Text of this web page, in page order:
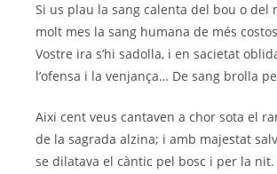
Si us plau la sang calenta del bou o del
molt mes la sang humana de més
Vostre ira s’hi sadolla, i en sacietat
l’ofensa i la venjança… De sang brolla
Aixi cent veus cantaven a chor sota el
de la sagrada alzina; i amb majestat
se dilatava el càntic pel bosc i per la nit.